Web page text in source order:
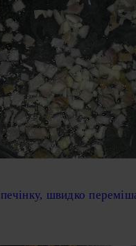
швидко